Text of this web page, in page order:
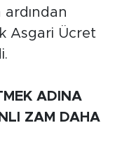
Asgari Ücret
ADINA
ZAM DAHA